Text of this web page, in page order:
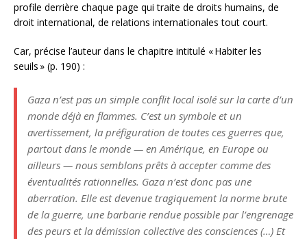
profile derrière chaque page qui traite de droits humains, de
droit international, de relations internationales tout court.
Car, précise l’auteur dans le chapitre intitulé «Habiter les
seuils » (p. 190) :
Gaza n’est pas un simple conflit local isolé sur la carte d’un
monde déjà en flammes. C’est un symbole et un
avertissement, la préfiguration de toutes ces guerres que,
partout dans le monde — en Amérique, en Europe ou
ailleurs — nous semblons prêts à accepter comme des
éventualités rationnelles. Gaza n’est donc pas une
aberration. Elle est devenue tragiquement la norme brute
de la guerre, une barbarie rendue possible par l’engrenage
des peurs et la démission collective des consciences (…) Et